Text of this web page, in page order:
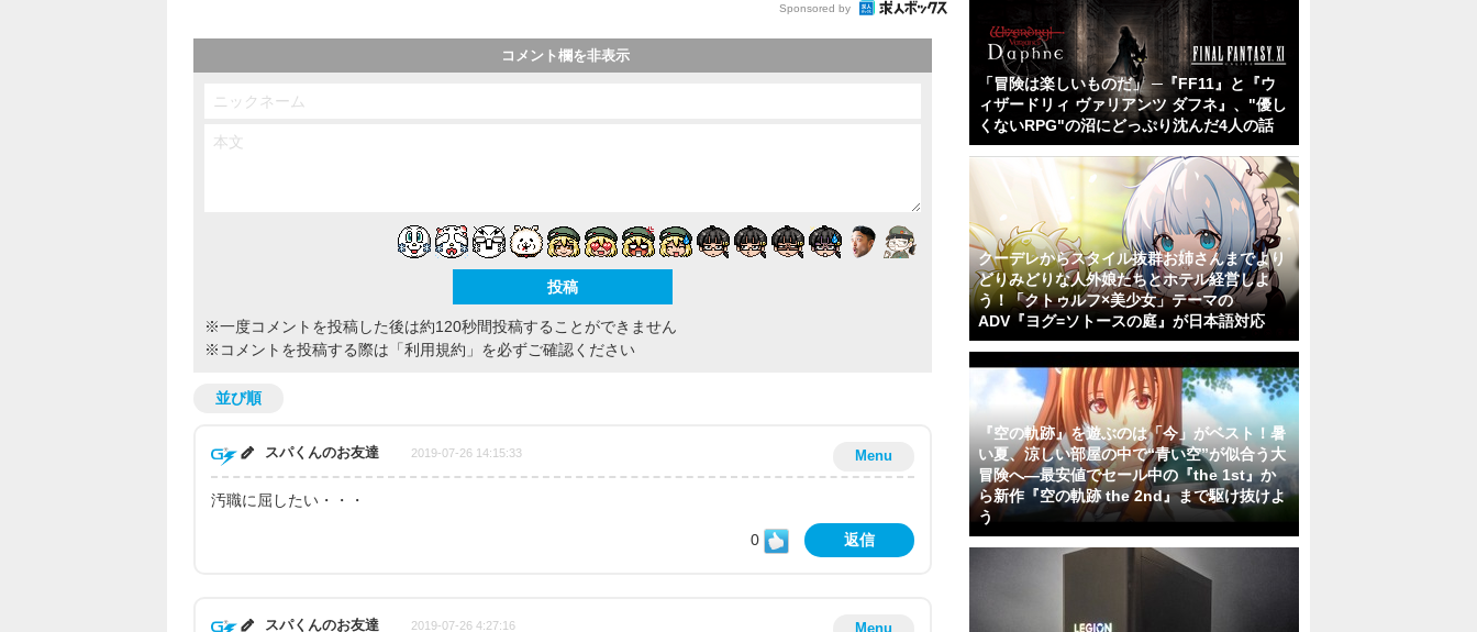
Sponsored by
コメント欄を非表示
※一度コメントを投稿した後は約120秒間投稿することができません
※コメントを投稿する際は 「利用規約」 を必ずご確認ください
並び順
Menu
スパくんのお友達 2019-07-26 14:15:33
汚職に屈したい・・・
0 返信
スパくんのお友達 2019-07-26 4:27:16
「冒険は楽しいものだ」 ─『FF11』と『ウ
ィザードリィ ヴァリアンツ ダフネ』、"優し
くないRPG"の沼にどっぷり沈んだ4人の話
クーデレからスタイル抜群お姉さんまでより
どりみどりな人外娘たちとホテル経営しよ
う！「クトゥルフ×美少女」テーマの
ADV『ヨグ=ソトースの庭』が日本語対応
『空の軌跡』を遊ぶのは「今」がベスト！暑
い夏、涼しい部屋の中で“青い空”が似合う大
冒険へ―最安値でセール中の『the 1st』か
ら新作『空の軌跡 the 2nd』まで駆け抜けよ
う